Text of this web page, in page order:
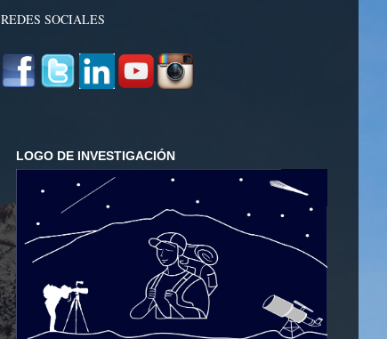
REDES SOCIALES
LOGO DE INVESTIGACIÓN